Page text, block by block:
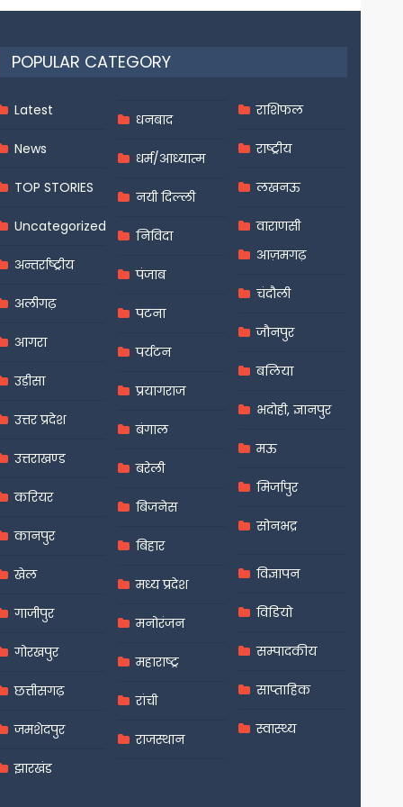
POPULAR CATEGORY
Latest
News
TOP STORIES
Uncategorized
अन्तर्राष्ट्रीय
अलीगढ़
आगरा
उड़ीसा
उत्तर प्रदेश
उत्तराखण्ड
करियर
कानपुर
खेल
गाजीपुर
गोरखपुर
छत्तीसगढ़
जमशेदपुर
झारखंड
धनबाद
धर्म/आध्यात्म
नयी दिल्ली
निविदा
पंजाब
पटना
पर्यटन
प्रयागराज
बंगाल
बरेली
बिजनेस
बिहार
मध्य प्रदेश
मनोरंजन
महाराष्ट्र
रांची
राजस्थान
राशिफल
राष्ट्रीय
लखनऊ
वाराणसी
आज़मगढ़
चंदौली
जौनपुर
बलिया
भदोही, ज्ञानपुर
मऊ
मिर्जापुर
सोनभद्र
विज्ञापन
विडियो
सम्पादकीय
साप्ताहिक
स्वास्थ्य